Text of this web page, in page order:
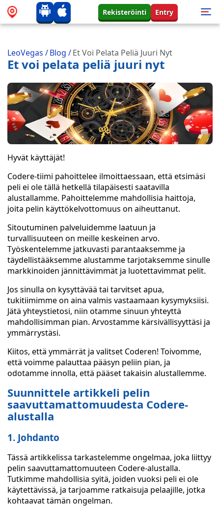
Rekisteröinti Entry
LeoVegas /Blog /Et Voi Pelata Peliä Juuri Nyt
Et voi pelata peliä juuri nyt
Hyvät käyttäjät!
Codere-tiimi pahoittelee ilmoittaessaan, että etsimäsi
peli ei ole tällä hetkellä tilapäisesti saatavilla
alustallamme. Pahoittelemme mahdollisia haittoja,
joita pelin käyttökelvottomuus on aiheuttanut.
Sitoutuminen palveluidemme laatuun ja
turvallisuuteen on meille keskeinen arvo.
Työskentelemme jatkuvasti parantaaksemme ja
täydellistääksemme alustamme tarjotaksemme sinulle
markkinoiden jännittävimmät ja luotettavimmat pelit.
Jos sinulla on kysyttävää tai tarvitset apua,
tukitiimimme on aina valmis vastaamaan kysymyksiisi.
Jätä yhteystietosi, niin otamme sinuun yhteyttä
mahdollisimman pian. Arvostamme kärsivällisyyttäsi ja
ymmärrystäsi.
Kiitos, että ymmärrät ja valitset Coderen! Toivomme,
että voimme palauttaa pääsyn peliin pian, ja
odotamme innolla, että pääset takaisin alustallemme.
Suunnittele artikkeli pelin
saavuttamattomuudesta Codere-
alustalla
1. Johdanto
Tässä artikkelissa tarkastelemme ongelmaa, joka liittyy
pelin saavuttamattomuuteen Codere-alustalla.
Tutkimme mahdollisia syitä, joiden vuoksi peli ei ole
käytettävissä, ja tarjoamme ratkaisuja pelaajille, jotka
kohtaavat tämän ongelman.